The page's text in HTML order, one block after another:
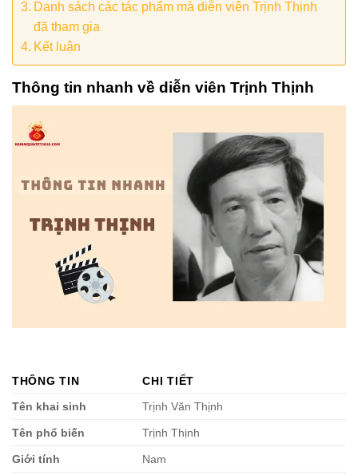
Danh sách các tác phẩm mà diễn viên Trịnh Thịnh
đã tham gia
Kết luận
Thông tin nhanh về diễn viên Trịnh Thịnh
THÔNG TIN
CHI TIẾT
Tên khai sinh
Trịnh Văn Thịnh
Tên phổ biến Trịnh Thịnh
Giới tính Nam